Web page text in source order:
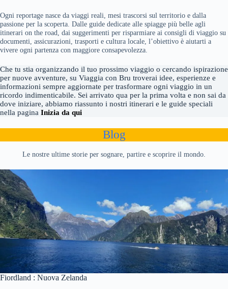
Ogni reportage nasce da viaggi reali, mesi trascorsi sul territorio e dalla
passione per la scoperta. Dalle guide dedicate alle spiagge più belle agli
itinerari on the road, dai suggerimenti per risparmiare ai consigli di viaggio su
documenti, assicurazioni, trasporti e cultura locale, l’obiettivo è aiutarti a
vivere ogni partenza con maggiore consapevolezza.
Che tu stia organizzando il tuo prossimo viaggio o cercando ispirazione
per nuove avventure, su Viaggia con Bru troverai idee, esperienze e
informazioni sempre aggiornate per trasformare ogni viaggio in un
ricordo indimenticabile. Sei arrivato qua per la prima volta e non sai da
dove iniziare, abbiamo riassunto i nostri itinerari e le guide speciali
nella pagina Inizia da qui
Blog
Le nostre ultime storie per sognare, partire e scoprire il mondo.
Fiordland : Nuova Zelanda